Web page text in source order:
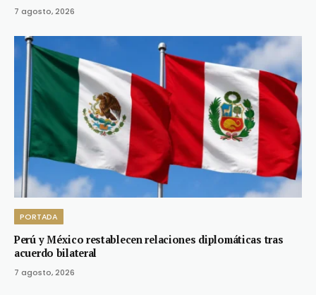
7 agosto, 2026
PORTADA
Perú y México restablecen relaciones diplomáticas tras
acuerdo bilateral
7 agosto, 2026